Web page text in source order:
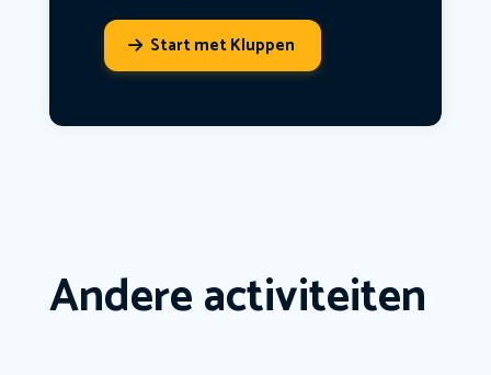
Start met Kluppen
Andere activiteiten